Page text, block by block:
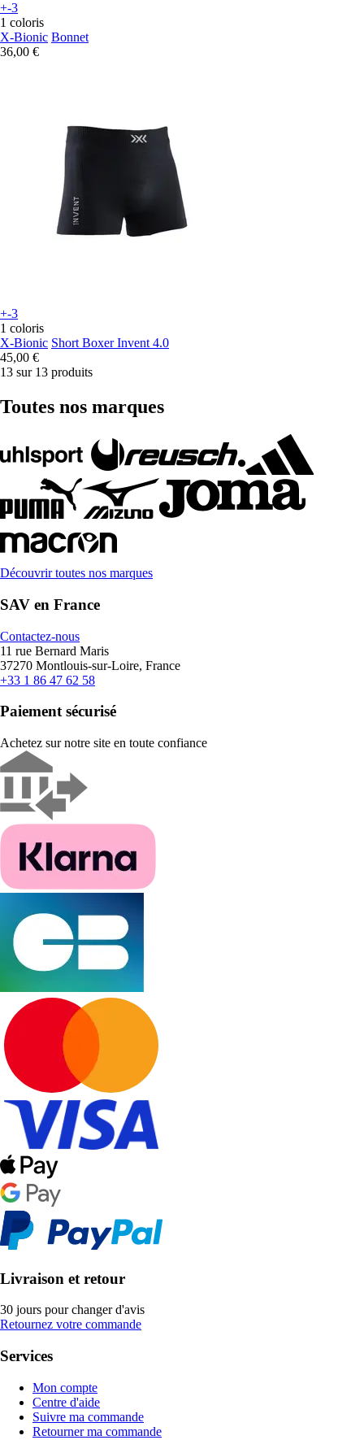
+-3
1 coloris
X-Bionic Bonnet
36,00 €
+-3
1 coloris
X-Bionic Short Boxer Invent 4.0
45,00 €
13 sur 13 produits
Toutes nos marques
Découvrir toutes nos marques
SAV en France
Contactez-nous
11 rue Bernard Maris
37270 Montlouis-sur-Loire, France
+33 1 86 47 62 58
Paiement sécurisé
Achetez sur notre site en toute confiance
Livraison et retour
30 jours pour changer d'avis
Retournez votre commande
Services
Mon compte
Centre d'aide
Suivre ma commande
Retourner ma commande